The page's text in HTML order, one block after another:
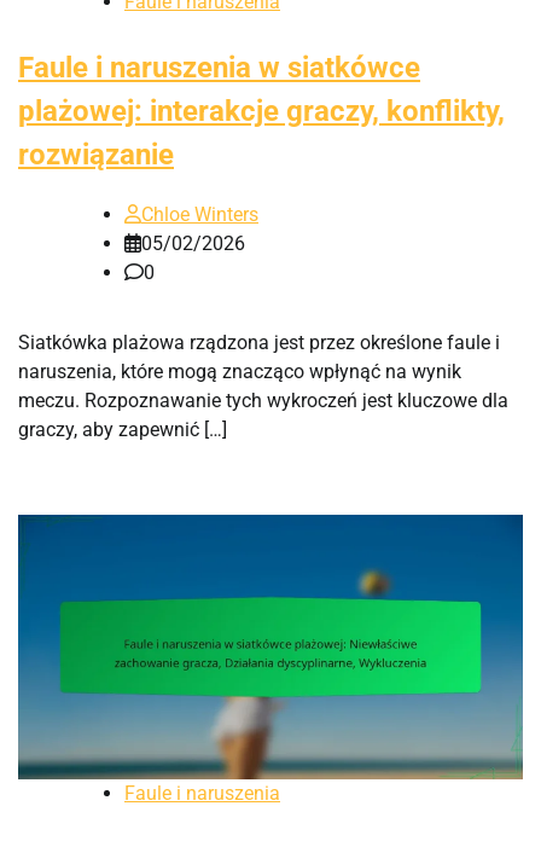
Faule i naruszenia w siatkówce
plażowej: interakcje graczy, konflikty,
rozwiązanie
Chloe Winters
05/02/2026
0
Siatkówka plażowa rządzona jest przez określone faule i
naruszenia, które mogą znacząco wpłynąć na wynik
meczu. Rozpoznawanie tych wykroczeń jest kluczowe dla
graczy, aby zapewnić […]
Faule i naruszenia